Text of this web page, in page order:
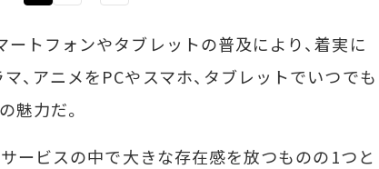
トフォンやタブレットの普及により、着実に
、アニメをPCやスマホ、タブレットでいつでも
魅力だ。
ービスの中で大きな存在感を放つものの1つと